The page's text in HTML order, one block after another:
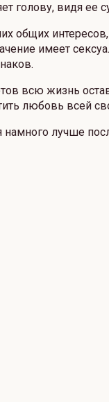
голову, видя
общих
имеет
всю жизнь
любовь всей
намного лучше